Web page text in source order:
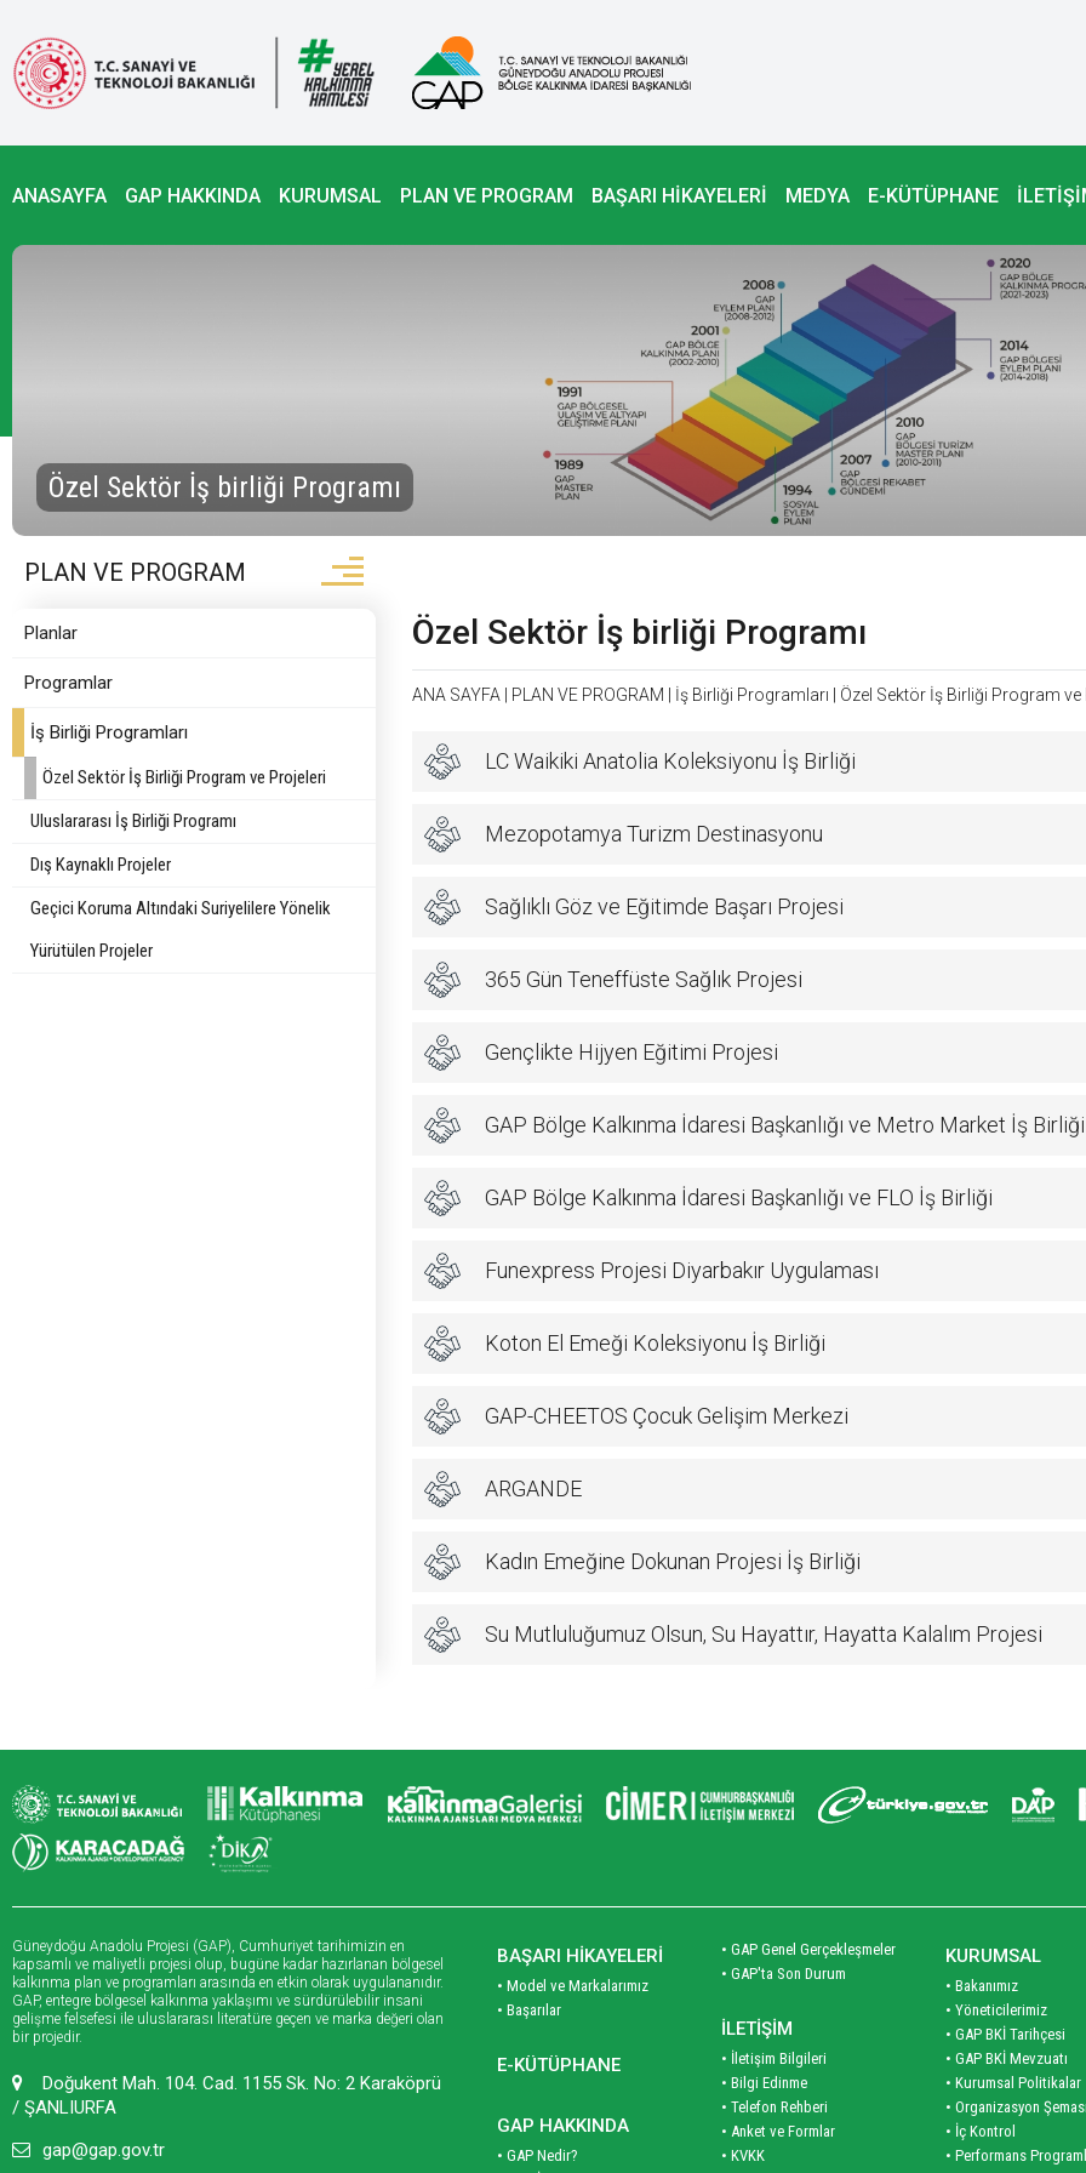
ANASAYFA GAP HAKKINDA KURUMSAL PLAN VE PROGRAM BAŞARI HİKAYELERİ MEDYA E-KÜTÜPHANE
Özel Sektör İş birliği Programı
PLAN VE PROGRAM
Planlar
Programlar
İş Birliği Programları
Özel Sektör İş Birliği Program ve Projeleri
Uluslararası İş Birliği Programı
Dış Kaynaklı Projeler
Geçici Koruma Altındaki Suriyelilere Yönelik
Yürütülen Projeler
Özel Sektör İş birliği Programı
ANA SAYFA PLAN VE PROGRAM İş Birliği Programları Özel Sektör İş Birliği Program ve
LC Waikiki Anatolia Koleksiyonu İş Birliği
Mezopotamya Turizm Destinasyonu
Sağlıklı Göz ve Eğitimde Başarı Projesi
365 Gün Teneffüste Sağlık Projesi
Gençlikte Hijyen Eğitimi Projesi
GAP Bölge Kalkınma İdaresi Başkanlığı ve Metro Market İş Birliği
GAP Bölge Kalkınma İdaresi Başkanlığı ve FLO İş Birliği
Funexpress Projesi Diyarbakır Uygulaması
Koton El Emeği Koleksiyonu İş Birliği
GAP-CHEETOS Çocuk Gelişim Merkezi
ARGANDE
Kadın Emeğine Dokunan Projesi İş Birliği
Su Mutluluğumuz Olsun, Su Hayattır, Hayatta Kalalım Projesi
Güneydoğu Anadolu Projesi (GAP), Cumhuriyet tarihimizin en
kapsamlı ve maliyetli projesi olup, bugüne kadar hazırlanan bölgesel
kalkınma plan ve programları arasında en etkin olarak uygulananıdır.
GAP, entegre bölgesel kalkınma yaklaşımı ve sürdürülebilir insani
gelişme felsefesi ile uluslararası literatüre geçen ve marka değeri olan
bir projedir.
Doğukent Mah. 104. Cad. 1155 Sk. No: 2 Karaköprü
/ ŞANLIURFA
gap@gap.gov.tr
BAŞARI HİKAYELERİ
• Model ve Markalarımız
• Başarılar
E-KÜTÜPHANE
GAP HAKKINDA
• GAP Nedir?
• GAP Genel Gerçekleşmeler
• GAP'ta Son Durum
İLETİŞİM
• İletişim Bilgileri
• Bilgi Edinme
• Telefon Rehberi
• Anket ve Formlar
• KVKK
KURUMSAL
• Bakanımız
• Yöneticilerimiz
• GAP BKİ Tarihçesi
• GAP BKİ Mevzuatı
• Kurumsal Politikalar
• Organizasyon Şeması
• İç Kontrol
• Performans